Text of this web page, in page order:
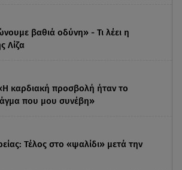
βαθιά οδύνη» - Τι λέει η
Λίζα
καρδιακή προσβολή ήταν το
που μου συνέβη»
Τέλος στο «ψαλίδι» μετά την